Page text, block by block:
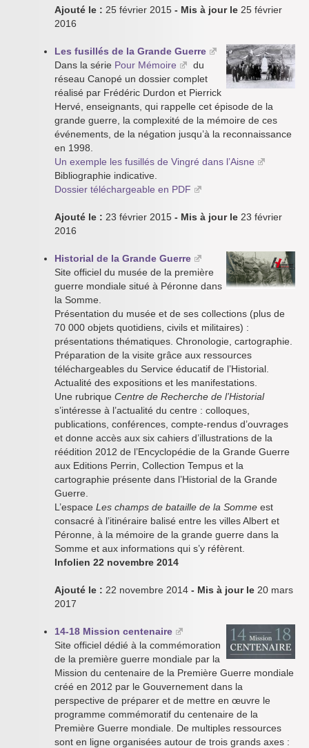
Ajouté le : 25 février 2015 - Mis à jour le 25 février
2016
Les fusillés de la Grande Guerre
Dans la série Pour Mémoire
du
réseau Canopé un dossier complet
réalisé par Frédéric Durdon et Pierrick
Hervé, enseignants, qui rappelle cet épisode de la
grande guerre, la complexité de la mémoire de ces
événements, de la négation jusqu’à la reconnaissance
en 1998.
Un exemple les fusillés de Vingré dans l’Aisne
Bibliographie indicative.
Dossier téléchargeable en PDF
Ajouté le : 23 février 2015 - Mis à jour le 23 février
2016
Historial de la Grande Guerre
Site officiel du musée de la première
guerre mondiale situé à Péronne dans
la Somme.
Présentation du musée et de ses collections (plus de
70 000 objets quotidiens, civils et militaires) :
présentations thématiques. Chronologie, cartographie.
Préparation de la visite grâce aux ressources
téléchargeables du Service éducatif de l’Historial.
Actualité des expositions et les manifestations.
Une rubrique Centre de Recherche de l’Historial
s’intéresse à l’actualité du centre : colloques,
publications, conférences, compte-rendus d’ouvrages
et donne accès aux six cahiers d’illustrations de la
réédition 2012 de l’Encyclopédie de la Grande Guerre
aux Editions Perrin, Collection Tempus et la
cartographie présente dans l’Historial de la Grande
Guerre.
L’espace Les champs de bataille de la Somme est
consacré à l’itinéraire balisé entre les villes Albert et
Péronne, à la mémoire de la grande guerre dans la
Somme et aux informations qui s’y réfèrent.
Infolien 22 novembre 2014
Ajouté le : 22 novembre 2014 - Mis à jour le 20 mars
2017
14-18 Mission centenaire
Site officiel dédié à la commémoration
de la première guerre mondiale par la
Mission du centenaire de la Première Guerre mondiale
créé en 2012 par le Gouvernement dans la
perspective de préparer et de mettre en œuvre le
programme commémoratif du centenaire de la
Première Guerre mondiale. De multiples ressources
sont en ligne organisées autour de trois grands axes :